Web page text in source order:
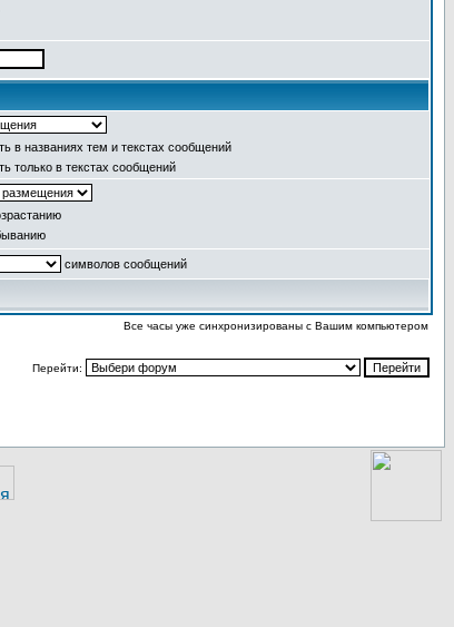
в названиях тем и текстах сообщений
только в текстах сообщений
символов сообщений
Все часы уже синхронизированы с Вашим компьютером
Перейти: